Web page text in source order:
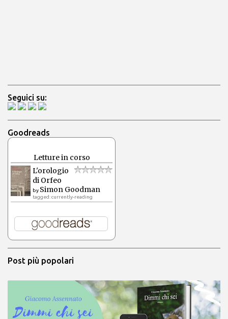
Seguici su:
Goodreads
Letture in corso
L'orologio
di Orfeo
by Simon Goodman
tagged: currently-reading
Post più popolari